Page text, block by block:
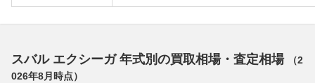
スバル エクシーガ 年式別の買取相場・査定相場 （2
026年8月 時点）